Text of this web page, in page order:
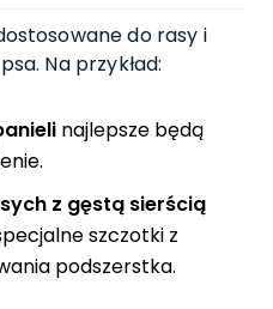
do rasy i
Na przykład:
najlepsze będą
z gęstą sierścią
szczotki z
podszerstka.